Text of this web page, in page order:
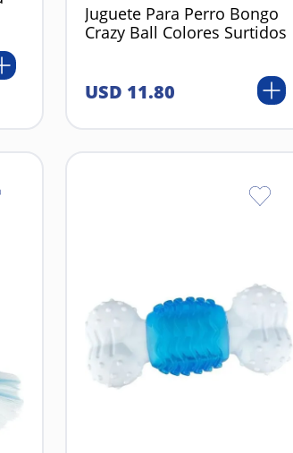
Juguete Para Perro Bongo
Crazy Ball Colores Surtidos
USD 11.80